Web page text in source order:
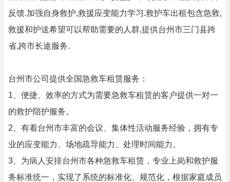
反馈.加强自身救护,救援应变能力学习.救护车出租包含急救,
救援和护送希望可以帮助需要的人群,提供台州市三门县跨
省,跨市长途服务.
台州市公司提供全国急救车租赁服务：
1、便捷、效率的方式为需要急救车租赁的客户提供一对一
的救护陪护服务。
2、有着台州市丰富的会议、集体性活动服务经验，拥有专
业的应变能力、场地疏导能力、处理时间能力。
3、为病人安排台州市各种急救车租赁，专业上岗和救护服
务标准统一，实现了系统的标准化、规范化，根据家庭成员